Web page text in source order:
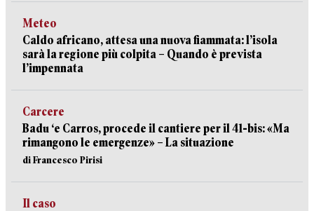
Meteo
Caldo africano, attesa una nuova fiammata: l’isola
sarà la regione più colpita – Quando è prevista
l’impennata
Carcere
Badu ‘e Carros, procede il cantiere per il 41-bis: «Ma
rimangono le emergenze» – La situazione
di Francesco Pirisi
Il caso